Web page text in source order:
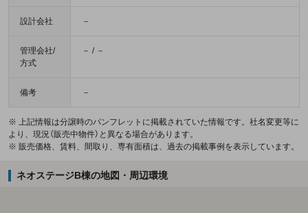
設計会社 －
管理会社/
方式
－ / －
備考 －
※ 上記情報は分譲時のパンフレットに掲載されていた情報です。社名変更等に
より、現況（販売中物件）と異なる場合があります。
※ 販売価格、賃料、間取り、専有面積は、過去の掲載事例を表示しています。
ネオステージB棟の地図・周辺環境